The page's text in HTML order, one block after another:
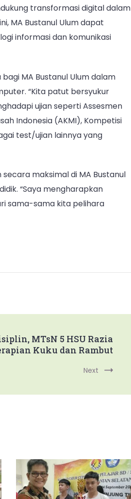
transformasi digital dalam
MA Bustanul Ulum dapat
informasi dan komunikasi
MA Bustanul Ulum dalam
“Kita patut bersyukur
ujian seperti Assesmen
Indonesia (AKMI), Kompetisi
test/ujian lainnya yang
maksimal di MA Bustanul
“Saya mengharapkan
sama-sama kita pelihara
MTsN 5 HSU Razia
Kuku dan Rambut
Next